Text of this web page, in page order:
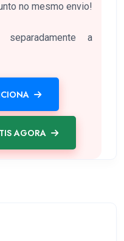
no mesmo envio!
a
AGORA